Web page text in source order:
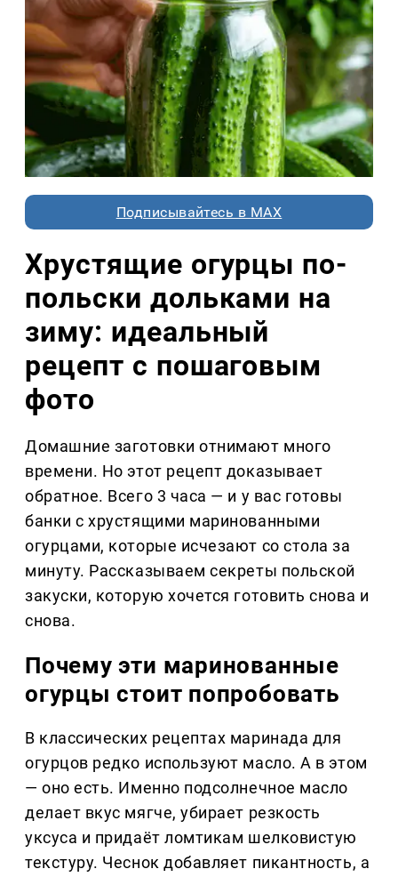
Подписывайтесь в MAX
Хрустящие огурцы по-
польски дольками на
зиму: идеальный
рецепт с пошаговым
фото
Домашние заготовки отнимают много
времени. Но этот рецепт доказывает
обратное. Всего 3 часа — и у вас готовы
банки с хрустящими маринованными
огурцами, которые исчезают со стола за
минуту. Рассказываем секреты польской
закуски, которую хочется готовить снова и
снова.
Почему эти маринованные
огурцы стоит попробовать
В классических рецептах маринада для
огурцов редко используют масло. А в этом
— оно есть. Именно подсолнечное масло
делает вкус мягче, убирает резкость
уксуса и придаёт ломтикам шелковистую
текстуру. Чеснок добавляет пикантность, а